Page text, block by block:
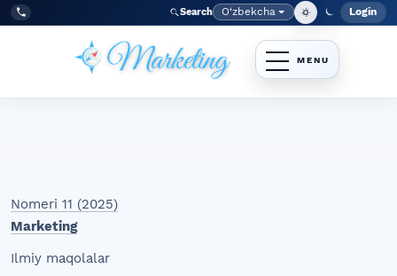
Skip to main navigation menu
Skip to main content
Skip to site footer
Tel:
+998977838464 Search Language
O‘zbekcha Login
Nomeri 11 (2025)
Marketing
Ilmiy maqolalar